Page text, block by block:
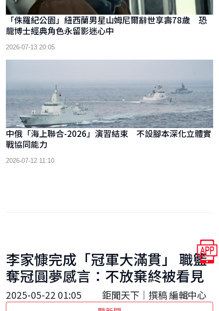
「侏羅紀公園」紐西蘭男星山姆尼爾辭世享壽78歲 恐
龍博士經典角色永留影迷心中
2026-07-13 20:05
中俄「海上聯合-2026」演習結束 不設腳本深化立體實
戰協同能力
2026-07-12 11:10
李家慷完成「冠軍大滿貫」 職籃
奪冠圓夢感言：不放棄終被看見
2025-05-22 01:05 鉅聞天下｜撰稿 編輯中心